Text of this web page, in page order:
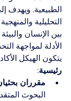
الطبيعية. ويهدف
التحليلية
بين الإنسان
الأدلة لمواجهة
يتكون الهيكل
رئيسية:
مقرران
البحوث